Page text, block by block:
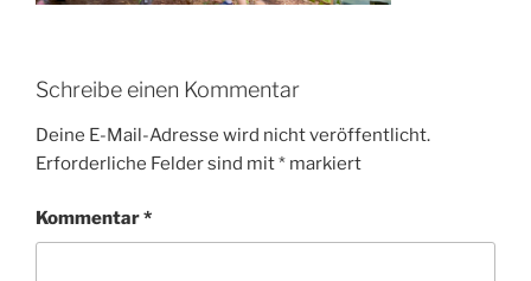
Schreibe einen Kommentar
Deine E-Mail-Adresse wird nicht veröffentlicht.
Erforderliche Felder sind mit* markiert
Kommentar*